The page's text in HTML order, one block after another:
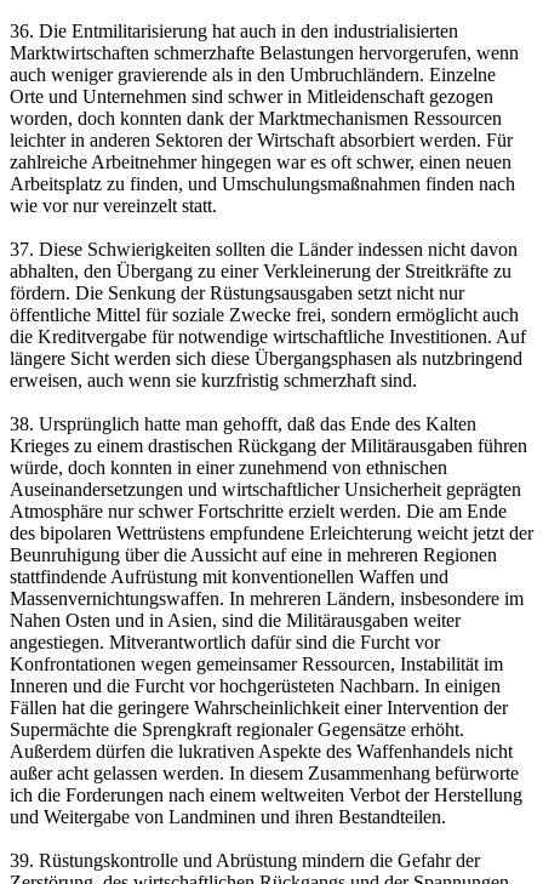
36. Die Entmilitarisierung hat auch in den industrialisierten
Marktwirtschaften schmerzhafte Belastungen hervorgerufen, wenn
auch weniger gravierende als in den Umbruchländern. Einzelne
Orte und Unternehmen sind schwer in Mitleidenschaft gezogen
worden, doch konnten dank der Marktmechanismen Ressourcen
leichter in anderen Sektoren der Wirtschaft absorbiert werden. Für
zahlreiche Arbeitnehmer hingegen war es oft schwer, einen neuen
Arbeitsplatz zu finden, und Umschulungsmaßnahmen finden nach
wie vor nur vereinzelt statt.
37. Diese Schwierigkeiten sollten die Länder indessen nicht davon
abhalten, den Übergang zu einer Verkleinerung der Streitkräfte zu
fördern. Die Senkung der Rüstungsausgaben setzt nicht nur
öffentliche Mittel für soziale Zwecke frei, sondern ermöglicht auch
die Kreditvergabe für notwendige wirtschaftliche Investitionen. Auf
längere Sicht werden sich diese Übergangsphasen als nutzbringend
erweisen, auch wenn sie kurzfristig schmerzhaft sind.
38. Ursprünglich hatte man gehofft, daß das Ende des Kalten
Krieges zu einem drastischen Rückgang der Militärausgaben führen
würde, doch konnten in einer zunehmend von ethnischen
Auseinandersetzungen und wirtschaftlicher Unsicherheit geprägten
Atmosphäre nur schwer Fortschritte erzielt werden. Die am Ende
des bipolaren Wettrüstens empfundene Erleichterung weicht jetzt der
Beunruhigung über die Aussicht auf eine in mehreren Regionen
stattfindende Aufrüstung mit konventionellen Waffen und
Massenvernichtungswaffen. In mehreren Ländern, insbesondere im
Nahen Osten und in Asien, sind die Militärausgaben weiter
angestiegen. Mitverantwortlich dafür sind die Furcht vor
Konfrontationen wegen gemeinsamer Ressourcen, Instabilität im
Inneren und die Furcht vor hochgerüsteten Nachbarn. In einigen
Fällen hat die geringere Wahrscheinlichkeit einer Intervention der
Supermächte die Sprengkraft regionaler Gegensätze erhöht.
Außerdem dürfen die lukrativen Aspekte des Waffenhandels nicht
außer acht gelassen werden. In diesem Zusammenhang befürworte
ich die Forderungen nach einem weltweiten Verbot der Herstellung
und Weitergabe von Landminen und ihren Bestandteilen.
39. Rüstungskontrolle und Abrüstung mindern die Gefahr der